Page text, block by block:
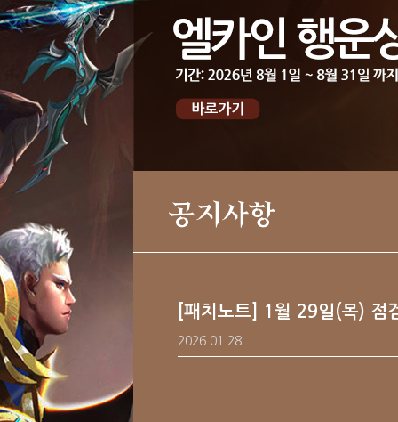
공지사항
[패치노트] 1월 29일(목) 점
2026.01.28